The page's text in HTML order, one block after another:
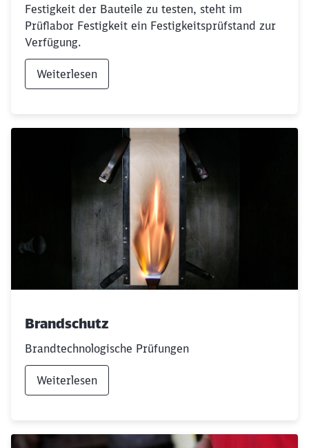
Festigkeit der Bauteile zu testen, steht im
Prüflabor Festigkeit ein Festigkeitsprüfstand zur
Verfügung.
Weiterlesen
Brandschutz
Brandtechnologische Prüfungen
Weiterlesen